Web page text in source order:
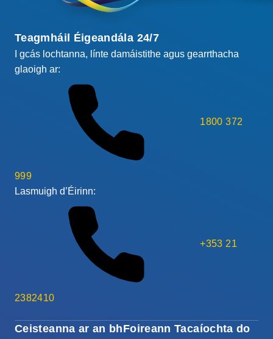
Ceisteanna ar an bhFoireann Tacaíochta do
Teagmháil Éigeandála 24/7
I gcás lochtanna, línte damáistithe agus gearrthacha
glaoigh ar:
1800 372
999
Lasmuigh d’Éirinn:
+353 21
2382410